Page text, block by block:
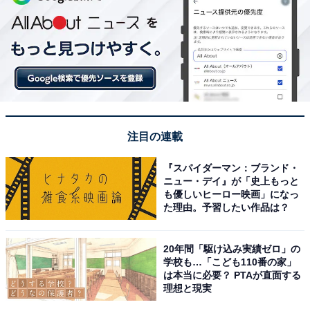
注目の連載
『スパイダーマン：ブランド・
ニュー・デイ』が「史上もっと
も優しいヒーロー映画」になっ
た理由。予習したい作品は？
20年間「駆け込み実績ゼロ」の
学校も…「こども110番の家」
は本当に必要？ PTAが直面する
理想と現実